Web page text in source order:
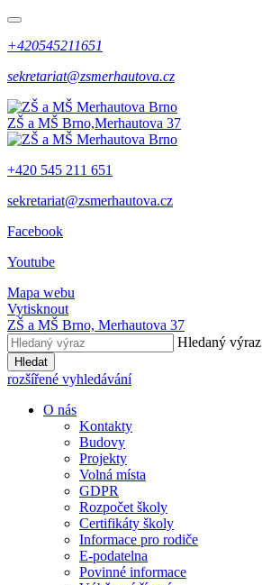
+420545211651
sekretariat@zsmerhautova.cz
ZŠ a MŠ Brno,Merhautova 37
+420 545 211 651
sekretariat@zsmerhautova.cz
Facebook
Youtube
Mapa webu
Vytisknout
ZŠ a MŠ Brno, Merhautova 37
Hledaný výraz
Hledat
rozšířené vyhledávání
O nás
Kontakty
Budovy
Projekty
Volná místa
GDPR
Rozpočet školy
Certifikáty školy
Informace pro rodiče
E-podatelna
Povinné informace